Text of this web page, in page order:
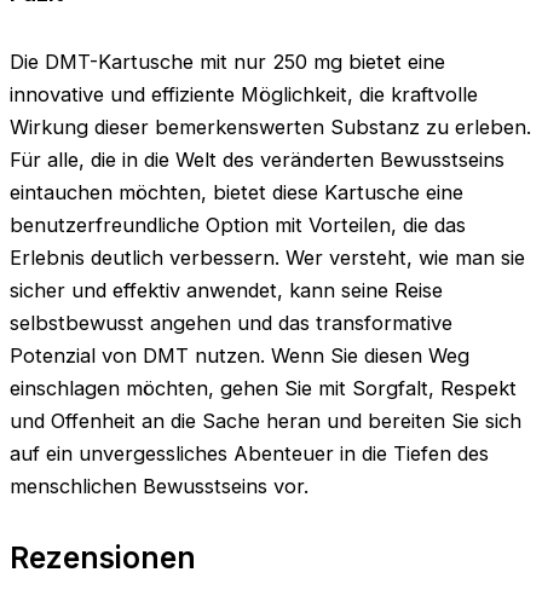
Die DMT-Kartusche mit nur 250 mg bietet eine
innovative und effiziente Möglichkeit, die kraftvolle
Wirkung dieser bemerkenswerten Substanz zu erleben.
Für alle, die in die Welt des veränderten Bewusstseins
eintauchen möchten, bietet diese Kartusche eine
benutzerfreundliche Option mit Vorteilen, die das
Erlebnis deutlich verbessern. Wer versteht, wie man sie
sicher und effektiv anwendet, kann seine Reise
selbstbewusst angehen und das transformative
Potenzial von DMT nutzen. Wenn Sie diesen Weg
einschlagen möchten, gehen Sie mit Sorgfalt, Respekt
und Offenheit an die Sache heran und bereiten Sie sich
auf ein unvergessliches Abenteuer in die Tiefen des
menschlichen Bewusstseins vor.
Rezensionen